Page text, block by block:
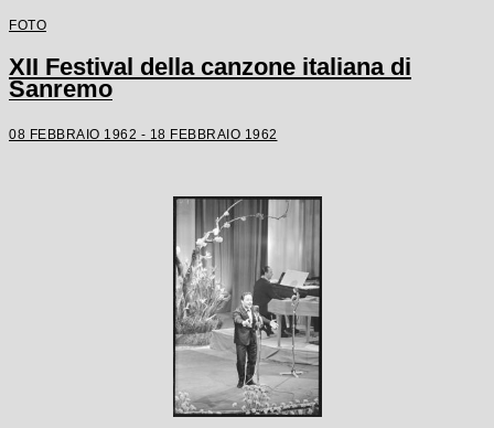
FOTO
XII Festival della canzone italiana di
Sanremo
08 FEBBRAIO 1962 - 18 FEBBRAIO 1962